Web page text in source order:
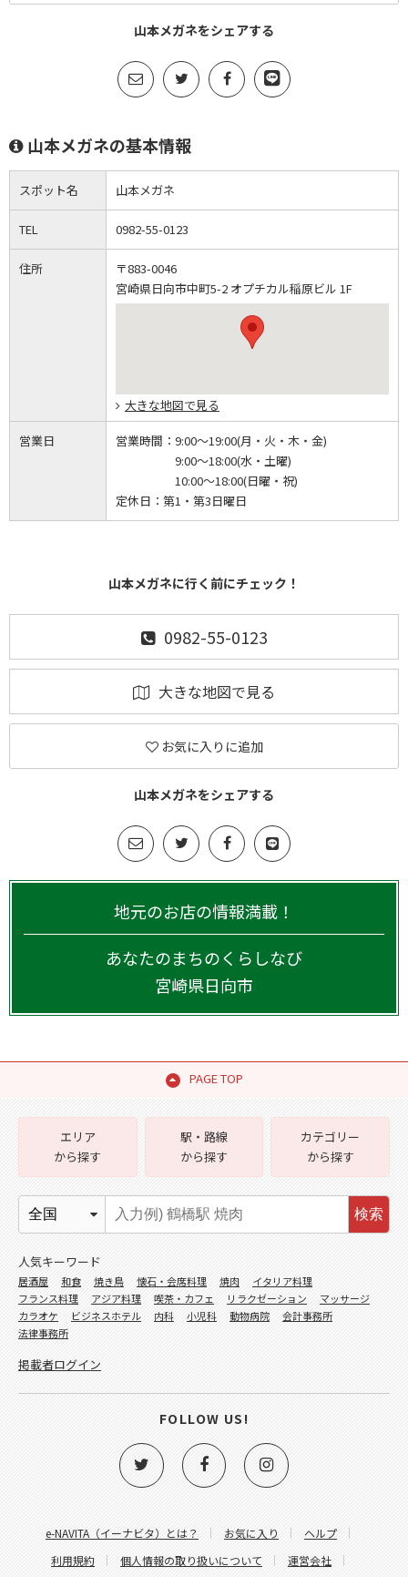
山本メガネをシェアする
山本メガネの基本情報
スポット名 山本メガネ
TEL 0982-55-0123
住所
〒883-0046
宮崎県日向市中町5-2 オプチカル稲原ビル 1F
大きな地図で見る
営業日 営業時間： 9:00～19:00(月・火・木・金)
9:00～18:00(水・土曜)
10:00～18:00(日曜・祝)
定休日： 第1・第3日曜日
山本メガネに行く前にチェック！
0982-55-0123
大きな地図で見る
お気に入りに追加
山本メガネをシェアする
地元のお店の情報満載！
あなたのまちのくらしなび
宮崎県日向市
PAGE TOP
e-NAVITA（イーナビタ）とは？ お気に入り
ヘルプ
利用規約
個人情報の取り扱いについて 運営会社
エリア
から探す
駅・路線
から探す
カテゴリー
から探す
検索
人気キーワード
居酒屋 和食 焼き鳥 懐石・会席料理 焼肉
イタリア料理
フランス料理
アジア料理 喫茶・カフェ リラクゼーション
マッサージ
カラオケ
ビジネスホテル 内科 小児科 動物病院
会計事務所
法律事務所
掲載者ログイン
FOLLOW US!